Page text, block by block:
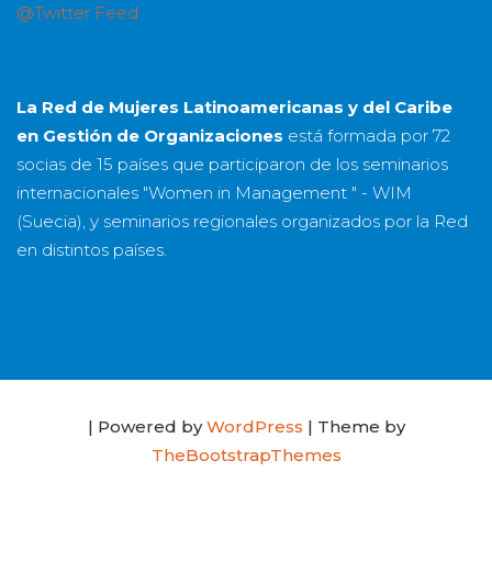
@Twitter Feed
La Red de Mujeres Latinoamericanas y del Caribe
en Gestión de Organizaciones está formada por 72
socias de 15 países que participaron de los seminarios
internacionales "Women in Management " - WIM
(Suecia), y seminarios regionales organizados por la Red
en distintos países.
| Powered byWordPress | Theme by
TheBootstrapThemes